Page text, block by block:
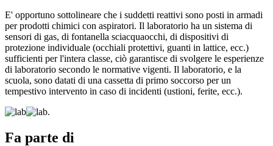
E' opportuno sottolineare che i suddetti reattivi sono posti in armadi
per prodotti chimici con aspiratori. Il laboratorio ha un sistema di
sensori di gas, di fontanella sciacquaocchi, di dispositivi di
protezione individuale (occhiali protettivi, guanti in lattice, ecc.)
sufficienti per l'intera classe, ciò garantisce di svolgere le esperienze
di laboratorio secondo le normative vigenti. Il laboratorio, e la
scuola, sono datati di una cassetta di primo soccorso per un
tempestivo intervento in caso di incidenti (ustioni, ferite, ecc.).
Fa parte di